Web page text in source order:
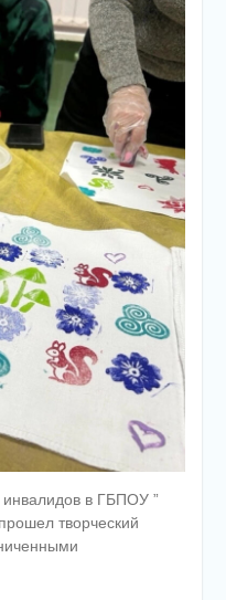
в ГБПОУ ”
творческий